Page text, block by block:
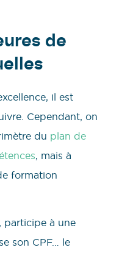
de
il est
Cependant, on
du plan de
, mais à
formation
participe à une
son CPF… le